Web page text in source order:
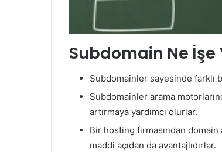
Subdomain Ne İşe
Subdomainler sayesinde farklı
Subdomainler arama
artırmaya yardımcı olurlar.
Bir hosting firmasından
maddi açıdan da avantajlıdırlar.